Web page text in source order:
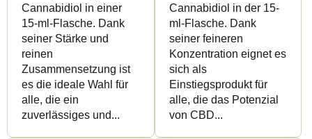
Cannabidiol in einer
15-ml-Flasche. Dank
seiner Stärke und
reinen
Zusammensetzung ist
es die ideale Wahl für
alle, die ein
zuverlässiges und...
Cannabidiol in der 15-
ml-Flasche. Dank
seiner feineren
Konzentration eignet es
sich als
Einstiegsprodukt für
alle, die das Potenzial
von CBD...